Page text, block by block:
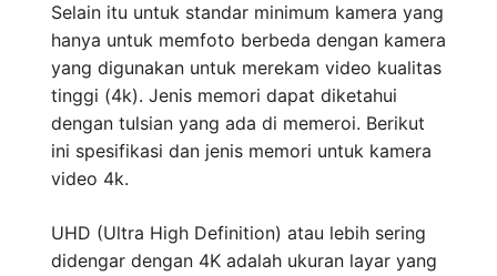
Selain itu untuk standar minimum kamera yang
hanya untuk memfoto berbeda dengan kamera
yang digunakan untuk merekam video kualitas
tinggi (4k). Jenis memori dapat diketahui
dengan tulsian yang ada di memeroi. Berikut
ini spesifikasi dan jenis memori untuk kamera
video 4k.
UHD (Ultra High Definition) atau lebih sering
didengar dengan 4K adalah ukuran layar yang